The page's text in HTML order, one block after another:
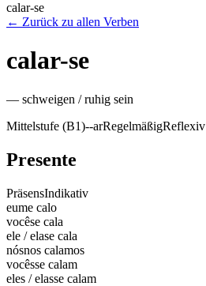
calar-se
← Zurück zu allen Verben
calar-se
— schweigen / ruhig sein
Mittelstufe (B1)--arRegelmäßigReflexiv
Presente
PräsensIndikativ
eume calo
vocêse cala
ele / elase cala
nósnos calamos
vocêsse calam
eles / elasse calam